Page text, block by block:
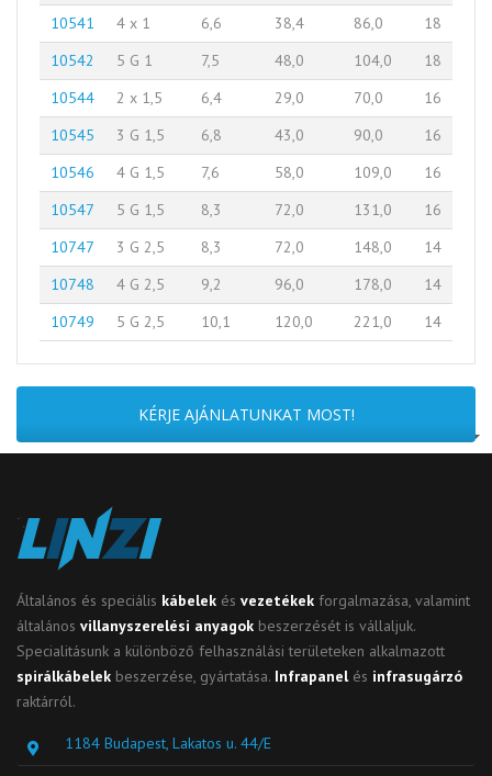
10541
4 x 1 6,6 38,4 86,0
18
10542
5 G 1 7,5 48,0 104,0
18
10544
2 x 1,5 6,4 29,0 70,0
16
10545
3 G 1,5 6,8 43,0 90,0
16
10546
4 G 1,5 7,6 58,0 109,0
16
10547
5 G 1,5 8,3 72,0 131,0
16
10747
3 G 2,5 8,3 72,0 148,0
14
10748
4 G 2,5 9,2 96,0 178,0
14
10749
5 G 2,5 10,1 120,0 221,0 14
KÉRJE AJÁNLATUNKAT MOST!
Általános és speciális kábelek és vezetékek forgalmazása, valamint
általános villanyszerelési anyagok beszerzését is vállaljuk.
Specialitásunk a különböző felhasználási területeken alkalmazott
spirálkábelek beszerzése, gyártatása. Infrapanel és infrasugárzó
raktárról.
1184 Budapest, Lakatos u. 44/E